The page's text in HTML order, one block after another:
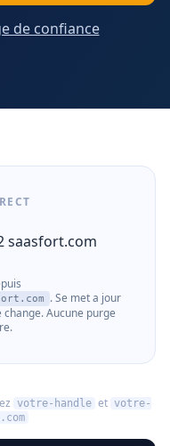
de confiance
. Se met a jour
Aucune purge
votre-handle et votre-